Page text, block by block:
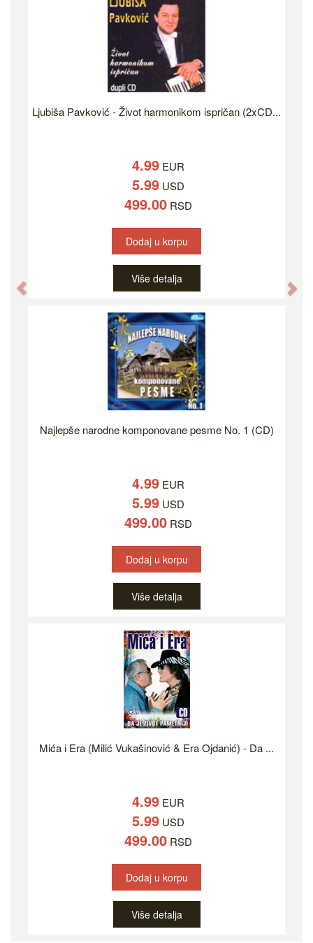
Ljubiša Pavković - Život harmonikom ispričan (2xCD...
4.99 EUR
5.99 USD
499.00 RSD
Dodaj u korpu
Više detalja
Najlepše narodne komponovane pesme No. 1 (CD)
4.99 EUR
5.99 USD
499.00 RSD
Dodaj u korpu
Više detalja
Mića i Era (Milić Vukašinović & Era Ojdanić) - Da ...
4.99 EUR
5.99 USD
499.00 RSD
Dodaj u korpu
Više detalja